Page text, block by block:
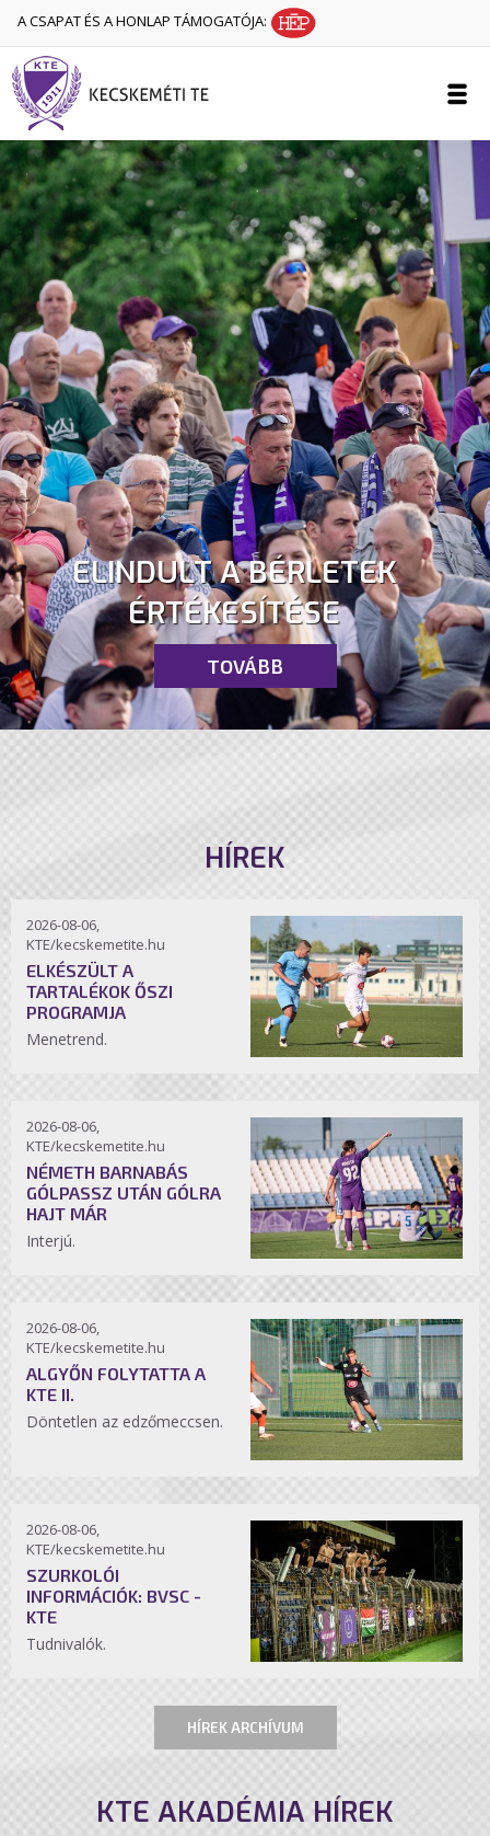
A CSAPAT ÉS A HONLAP TÁMOGATÓJA:
ELINDULT A BÉRLETEK
ÉRTÉKESÍTÉSE
TOVÁBB
HÍREK
2026-08-06,
KTE/kecskemetite.hu
ELKÉSZÜLT A
TARTALÉKOK ŐSZI
PROGRAMJA
Menetrend.
2026-08-06,
KTE/kecskemetite.hu
NÉMETH BARNABÁS
GÓLPASSZ UTÁN GÓLRA
HAJT MÁR
Interjú.
2026-08-06,
KTE/kecskemetite.hu
ALGYŐN FOLYTATTA A
KTE II.
Döntetlen az edzőmeccsen.
2026-08-06,
KTE/kecskemetite.hu
SZURKOLÓI
INFORMÁCIÓK: BVSC -
KTE
Tudnivalók.
HÍREK ARCHÍVUM
KTE AKADÉMIA HÍREK